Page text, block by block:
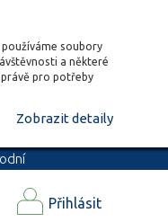
používáme soubory
a některé
pro potřeby
Zobrazit detaily
Přihlásit